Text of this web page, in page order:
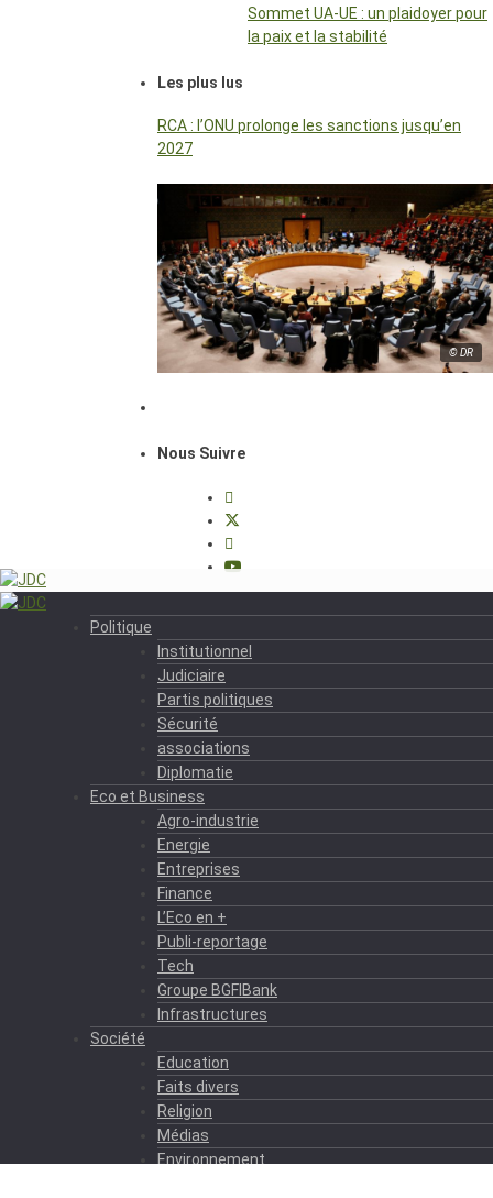
Sommet UA-UE : un plaidoyer pour
la paix et la stabilité
Les plus lus
RCA : l’ONU prolonge les sanctions jusqu’en
2027
© DR
Nous Suivre
Politique
Institutionnel
Judiciaire
Partis politiques
Sécurité
associations
Diplomatie
Eco et Business
Agro-industrie
Energie
Entreprises
Finance
L’Eco en +
Publi-reportage
Tech
Groupe BGFIBank
Infrastructures
Société
Education
Faits divers
Religion
Médias
Environnement